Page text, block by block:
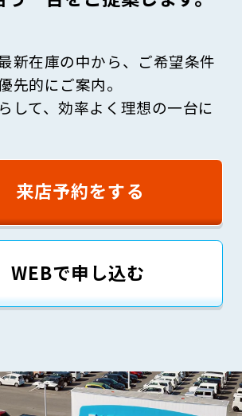
新在庫の中から、ご希望条件
先的にご案内。
して、効率よく理想の一台に
来店予約をする
WEBで申し込む